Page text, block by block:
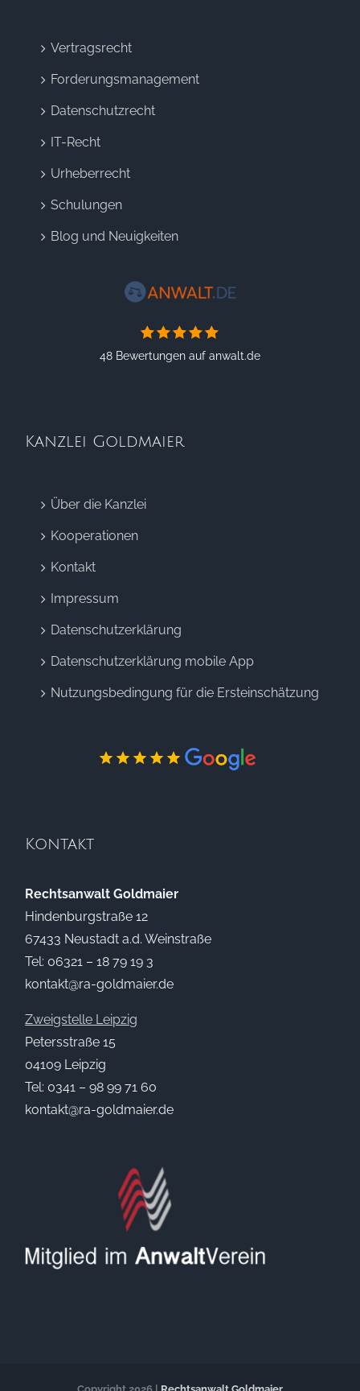
Vertragsrecht
Forderungsmanagement
Datenschutzrecht
IT-Recht
Urheberrecht
Schulungen
Blog und Neuigkeiten
48 Bewertungen auf anwalt.de
Kanzlei Goldmaier
Über die Kanzlei
Kooperationen
Kontakt
Impressum
Datenschutzerklärung
Datenschutzerklärung mobile App
Nutzungsbedingung für die Ersteinschätzung
Kontakt
Rechtsanwalt Goldmaier
Hindenburgstraße 12
67433 Neustadt a.d. Weinstraße
Tel: 06321 – 18 79 19 3
kontakt@ra-goldmaier.de
Zweigstelle Leipzig
Petersstraße 15
04109 Leipzig
Tel: 0341 – 98 99 71 60
kontakt@ra-goldmaier.de